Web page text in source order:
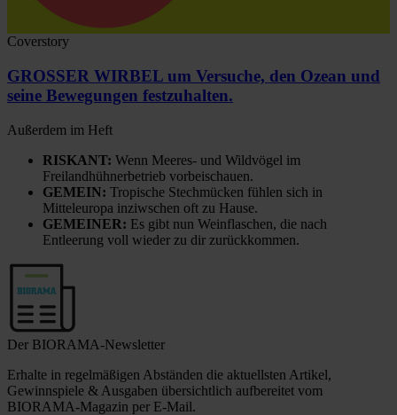
Coverstory
GROSSER WIRBEL um Versuche, den Ozean und
seine Bewegungen festzuhalten.
Außerdem im Heft
RISKANT: Wenn Meeres- und Wildvögel im
Freilandhühnerbetrieb vorbeischauen.
GEMEIN: Tropische Stechmücken fühlen sich in
Mitteleuropa inziwschen oft zu Hause.
GEMEINER: Es gibt nun Weinflaschen, die nach
Entleerung voll wieder zu dir zurückkommen.
Der BIORAMA-Newsletter
Erhalte in regelmäßigen Abständen die aktuellsten Artikel,
Gewinnspiele & Ausgaben übersichtlich aufbereitet vom
BIORAMA-Magazin per E-Mail.